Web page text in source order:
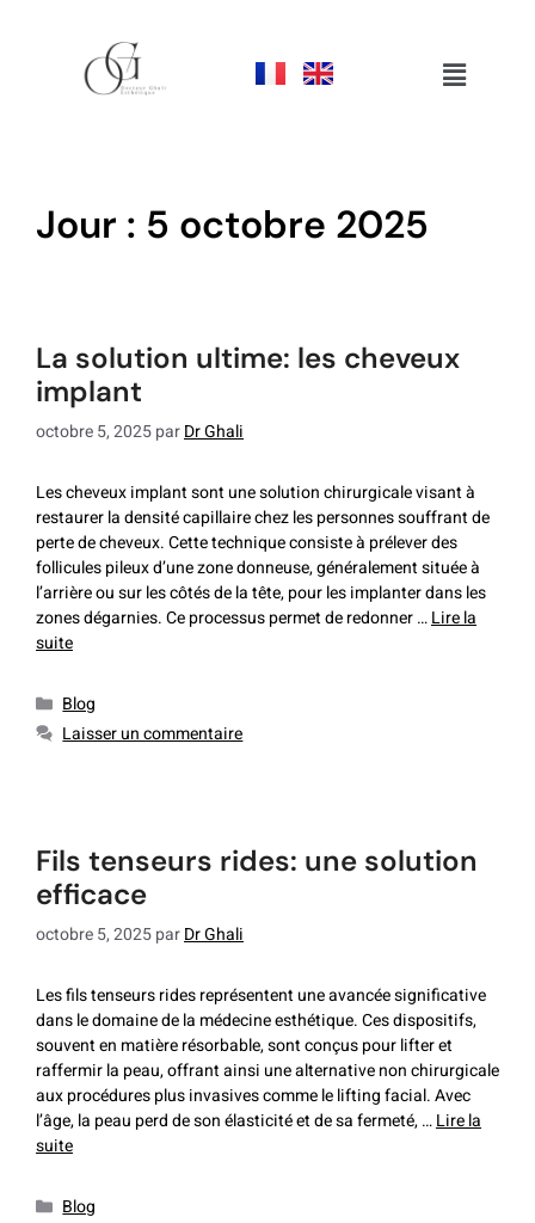
jour : 5 octobre 2025
la solution ultime: les cheveux
implant
octobre 5, 2025parDr Ghali
Les cheveux implant sont une solution chirurgicale visant à
restaurer la densité capillaire chez les personnes souffrant de
perte de cheveux. Cette technique consiste à prélever des
follicules pileux d’une zone donneuse, généralement située à
l’arrière ou sur les côtés de la tête, pour les implanter dans les
zones dégarnies. Ce processus permet de redonner …Lire la
suite
Blog
Laisser un commentaire
fils tenseurs rides: une solution
efficace
octobre 5, 2025parDr Ghali
Les fils tenseurs rides représentent une avancée significative
dans le domaine de la médecine esthétique. Ces dispositifs,
souvent en matière résorbable, sont conçus pour lifter et
raffermir la peau, offrant ainsi une alternative non chirurgicale
aux procédures plus invasives comme le lifting facial. Avec
l’âge, la peau perd de son élasticité et de sa fermeté, …Lire la
suite
Blog